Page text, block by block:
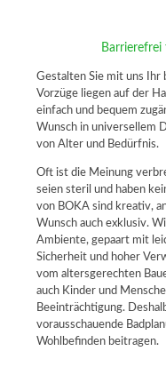
Gestalten Sie mit uns Ihr
Vorzüge liegen auf der
einfach und bequem
Wunsch in universellem
von Alter und Bedürfnis.
Oft ist die Meinung
seien steril und haben
von BOKA sind kreativ,
Wunsch auch exklusiv.
Ambiente, gepaart mit
Sicherheit und hoher
vom altersgerechten
auch Kinder und
Beeinträchtigung.
vorausschauende
Wohlbefinden beitragen.